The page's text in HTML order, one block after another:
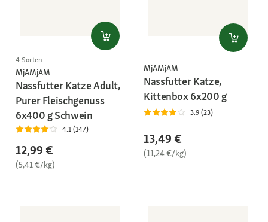
4 Sorten
MjAMjAM
Nassfutter Katze Adult,
Purer Fleischgenuss
6x400 g Schwein
4.1 (147)
12,99 €
(5,41 €/kg)
MjAMjAM
Nassfutter Katze,
Kittenbox 6x200 g
3.9 (23)
13,49 €
(11,24 €/kg)